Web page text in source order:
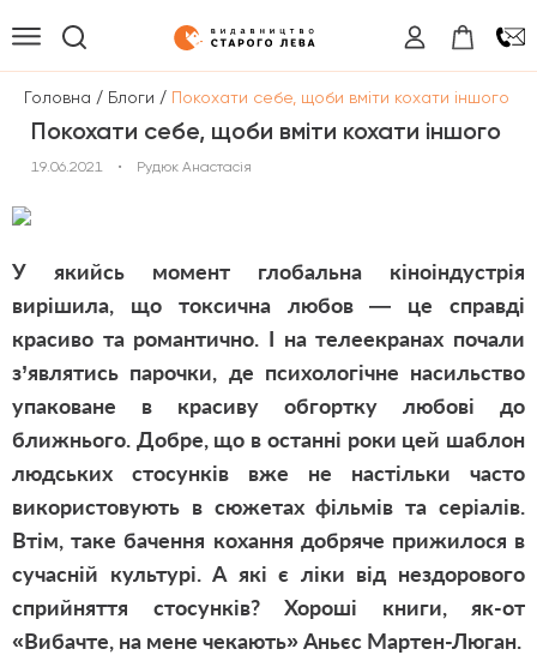
Головна / Блоги / Покохати себе, щоби вміти кохати іншого
Покохати себе, щоби вміти кохати іншого
19.06.2021 • Рудюк Анастасія
У якийсь момент глобальна кіноіндустрія
вирішила, що токсична любов — це справді
красиво та романтично. І на телеекранах почали
з’являтись парочки, де психологічне насильство
упаковане в красиву обгортку любові до
ближнього. Добре, що в останні роки цей шаблон
людських стосунків вже не настільки часто
використовують в сюжетах фільмів та серіалів.
Втім, таке бачення кохання добряче прижилося в
сучасній культурі. А які є ліки від нездорового
сприйняття стосунків? Хороші книги, як-от
«Вибачте, на мене чекають» Аньєс Мартен-Люган.